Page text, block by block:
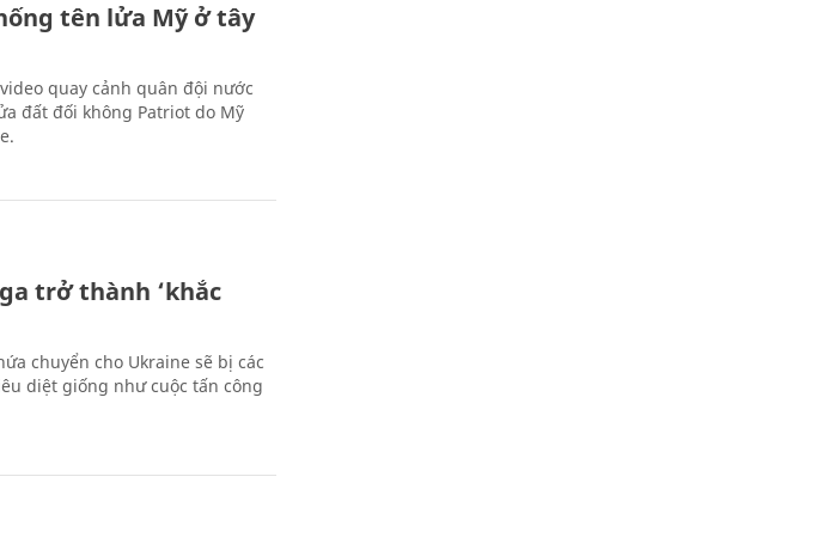
tên lửa Mỹ ở tây
quay cảnh quân đội nước
đất đối không Patriot do Mỹ
trở thành ‘khắc
chuyển cho Ukraine sẽ bị các
diệt giống như cuộc tấn công